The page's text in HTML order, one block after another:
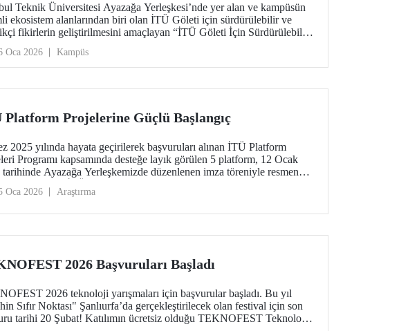
Teknik Üniversitesi Ayazağa Yerleşkesi’nde yer alan ve kampüsün
ekosistem alanlarından biri olan İTÜ Göleti için sürdürülebilir ve
fikirlerin geliştirilmesini amaçlayan “İTÜ Göleti İçin Sürdürülebilir
Oca 2026 Kampüs
Platform Projelerine Güçlü Başlangıç
2025 yılında hayata geçirilerek başvuruları alınan İTÜ Platform
Programı kapsamında desteğe layık görülen 5 platform, 12 Ocak
tarihinde Ayazağa Yerleşkemizde düzenlenen imza töreniyle resmen
ve stratejik alanlarda ortak üretimi destekleyen nitelikleriyle
Oca 2026 Araştırma
2026 Başvuruları Başladı
2026 teknoloji yarışmaları için başvurular başladı. Bu yıl
Sıfır Noktası" Şanlıurfa’da gerçekleştirilecek olan festival için son
tarihi 20 Şubat! Katılımın ücretsiz olduğu TEKNOFEST Teknoloji